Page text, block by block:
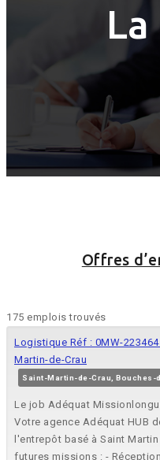
Offres
175 emplois trouvés
Logistique Réf : 0MW-
Martin-de-Crau
Saint-Martin-de-Crau, Bouches-
Le job Adéquat
Votre agence Adéquat HUB
l'entrepôt basé à Saint
futures missions : -